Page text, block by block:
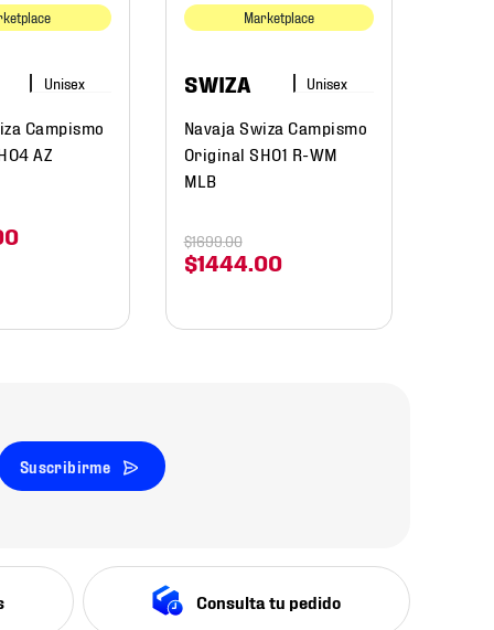
Campismo
AZ
Marketplace
SWIZA
Navaja Swiza Campismo
Original SH01 R-WM
MLB
$1444.00
$1699.00
Suscribirme
Consulta tu pedido